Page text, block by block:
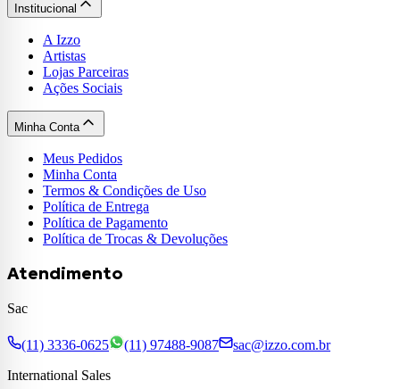
Institucional
A Izzo
Artistas
Lojas Parceiras
Ações Sociais
Minha Conta
Meus Pedidos
Minha Conta
Termos & Condições de Uso
Política de Entrega
Política de Pagamento
Política de Trocas & Devoluções
Atendimento
Sac
(11) 3336-0625 (11) 97488-9087
sac@izzo.com.br
International Sales